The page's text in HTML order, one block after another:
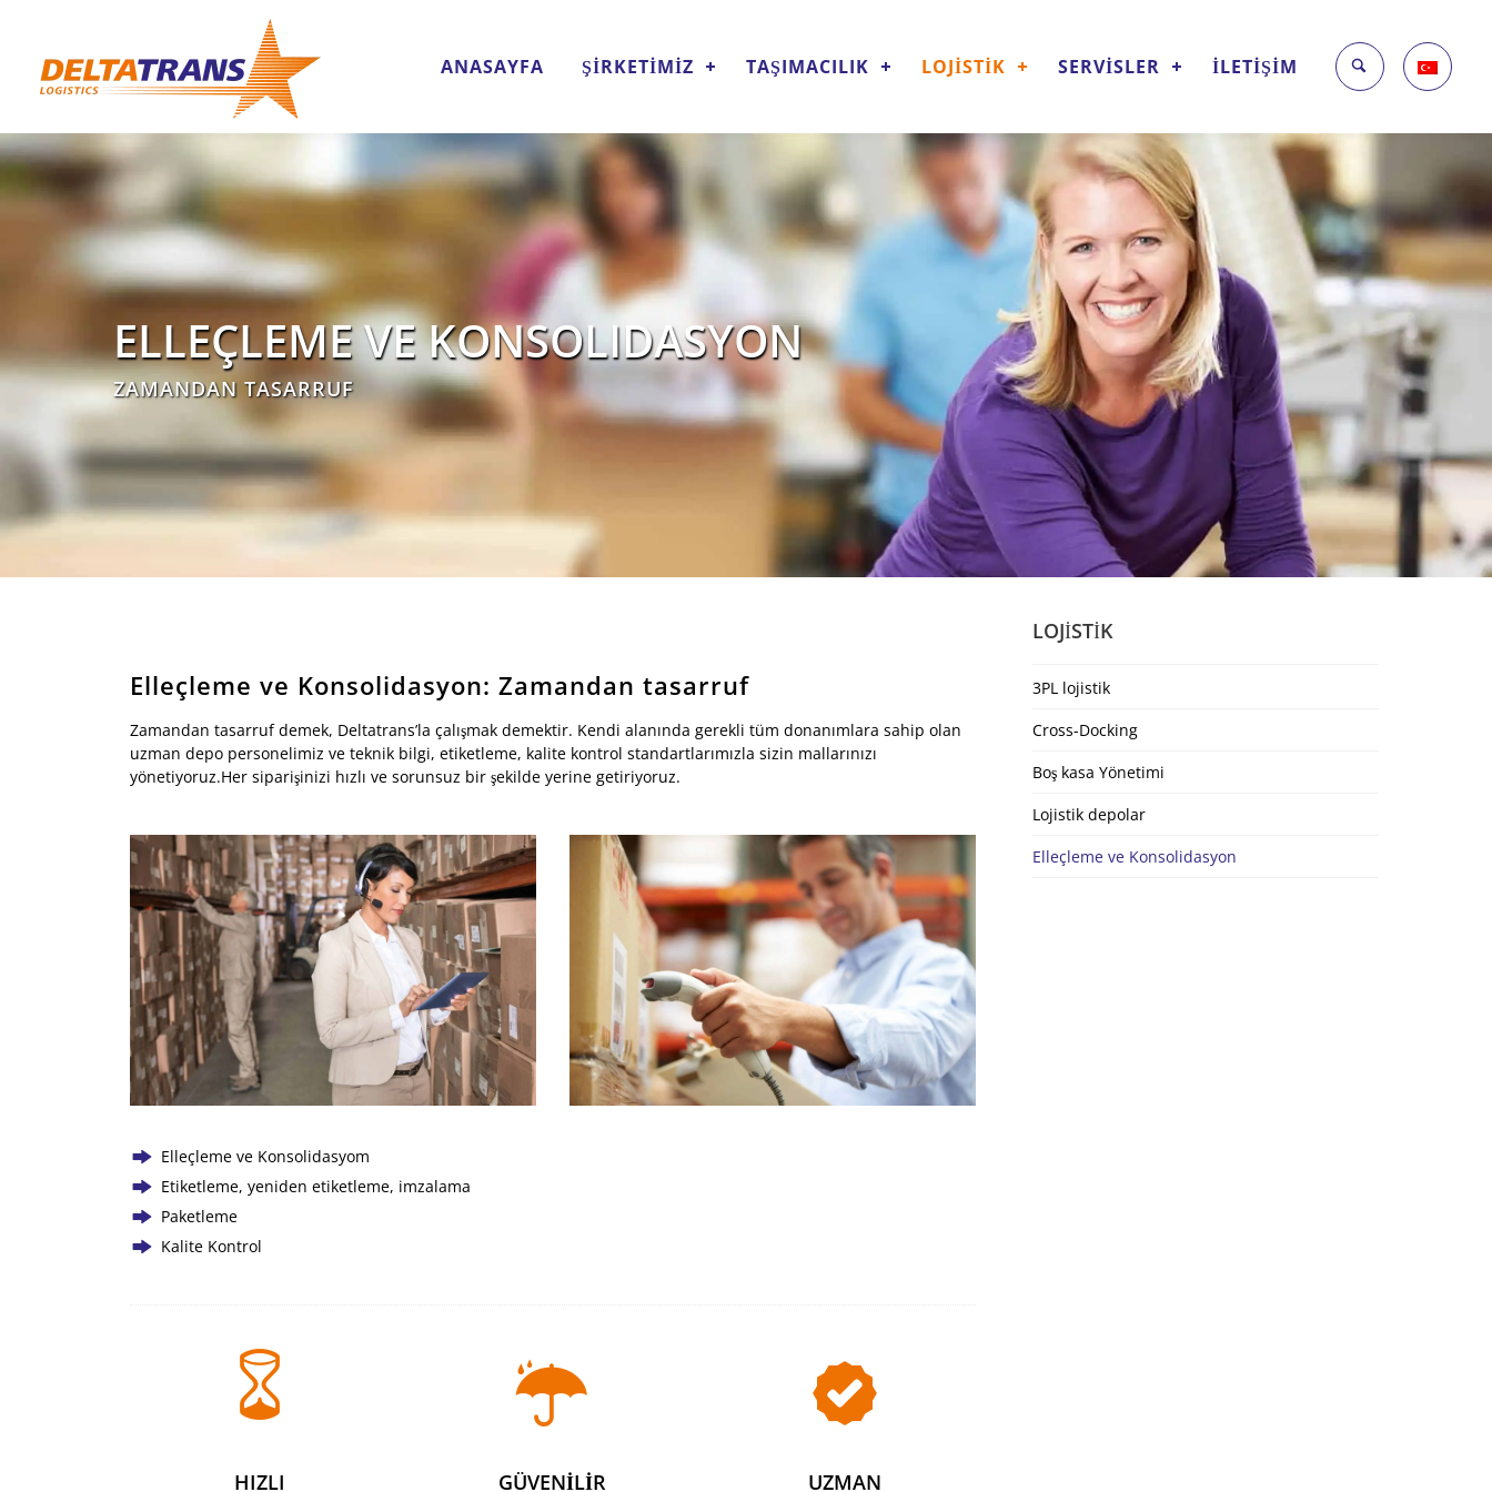
ANASAYFA ŞİRKETİMİZ TAŞIMACILIK LOJİSTİK SERVİSLER İLETİŞİM
ELLEÇLEME VE KONSOLIDASYON
ZAMANDAN TASARRUF
Elleçleme ve Konsolidasyon: Zamandan tasarruf
Zamandan tasarruf demek, Deltatrans’la çalışmak demektir. Kendi alanında gerekli tüm donanımlara sahip olan
uzman depo personelimiz ve teknik bilgi, etiketleme, kalite kontrol standartlarımızla sizin mallarınızı
yönetiyoruz.Her siparişinizi hızlı ve sorunsuz bir şekilde yerine getiriyoruz.
Elleçleme ve Konsolidasyom
Etiketleme, yeniden etiketleme, imzalama
Paketleme
Kalite Kontrol
HIZLI GÜVENİLİR UZMAN
LOJISTIK
3PL lojistik
Cross-Docking
Boş kasa Yönetimi
Lojistik depolar
Elleçleme ve Konsolidasyon